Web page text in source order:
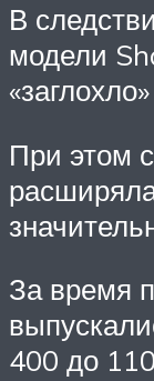
В
модели
При этом
За время
400 до